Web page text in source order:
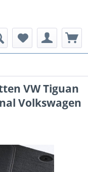
VW Tiguan
Volkswagen